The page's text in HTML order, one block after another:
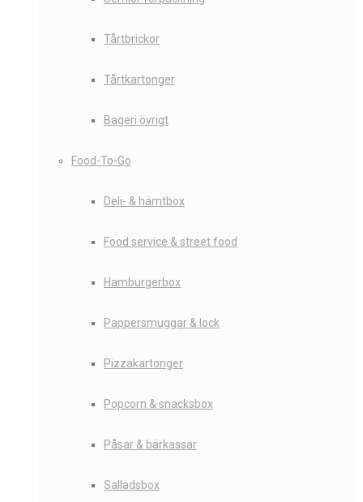
Tårtbrickor
Tårtkartonger
Bageri övrigt
Food-To-Go
Deli- & hämtbox
Food service & street food
Hamburgerbox
Pappersmuggar & lock
Pizzakartonger
Popcorn & snacksbox
Påsar & bärkassar
Salladsbox